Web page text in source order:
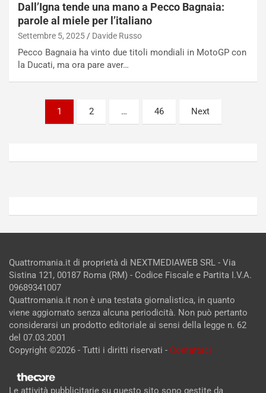
Dall’Igna tende una mano a Pecco Bagnaia:
parole al miele per l’italiano
Settembre 5, 2025 Davide Russo
Pecco Bagnaia ha vinto due titoli mondiali in MotoGP con
la Ducati, ma ora pare aver…
Paginazione
1 2 … 46 Next
u
g
n
Admin
n
a
a
S
e
Admin
Quattromania.it di proprietà di NEXTMEDIAWEB SRL - Via
Sistina 121, 00187 Roma (RM) - Codice Fiscale e Partita I.V.A.
09689341007
Quattromania.it non è una testata giornalistica, in quanto
viene aggiornato senza alcuna periodicità. Non può pertanto
considerarsi un prodotto editoriale ai sensi della legge n. 62
del 07.03.2001
Copyright ©2026 - Tutti i diritti riservati - Contattaci
Le attività pubblicitarie su questo sito sono gestite da